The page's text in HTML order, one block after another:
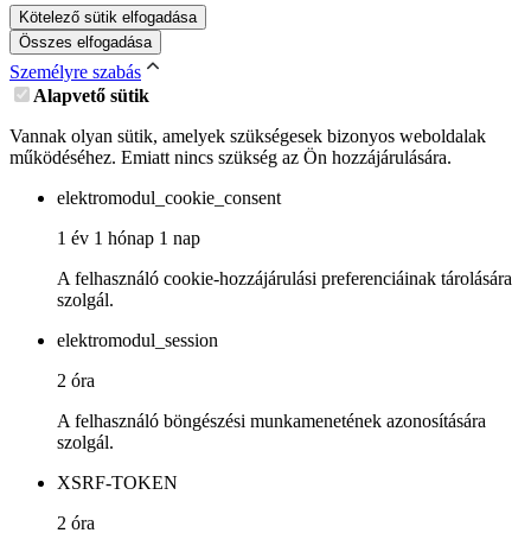
Kötelező sütik elfogadása
Összes elfogadása
Személyre szabás
Alapvető sütik
Vannak olyan sütik, amelyek szükségesek bizonyos weboldalak
működéséhez. Emiatt nincs szükség az Ön hozzájárulására.
elektromodul_cookie_consent
1 év 1 hónap 1 nap
A felhasználó cookie-hozzájárulási preferenciáinak tárolására
szolgál.
elektromodul_session
2 óra
A felhasználó böngészési munkamenetének azonosítására
szolgál.
XSRF-TOKEN
2 óra